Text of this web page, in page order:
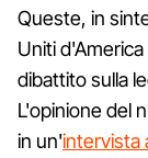
Queste, in
Uniti
dibattito sulla
L'opinione del
in un'intervista